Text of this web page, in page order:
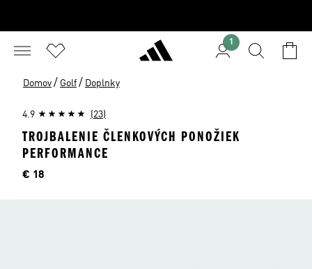
1
Domov / Golf / Doplnky
4.9 (23)
TROJBALENIE ČLENKOVÝCH PONOŽIEK
PERFORMANCE
Cena
€ 18